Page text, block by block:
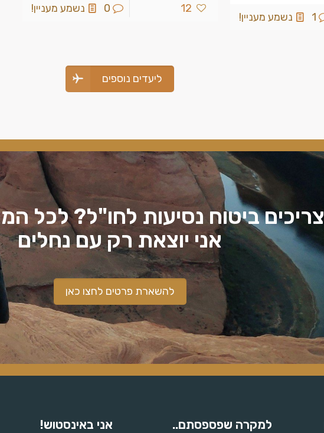
1 נשמע מעניין!
12
0 נשמע מעניין!
ליעדים נוספים
צריכים ביטוח נסיעות לחו"ל? לכל
אני יוצאת רק עם נחלים
להשארת פרטים לחצו כאן
למקרה שפספסתם.. אני באינסטוש!